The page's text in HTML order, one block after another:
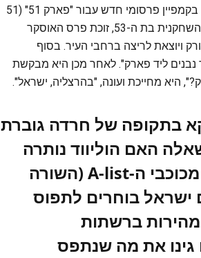
גווינת' פאלטרו עוררה גל של ביקורת ותגובות נגד לאחר שהופיעה בקמפיין פרסומי חדש עבור "פארק 51" (51
Park), פרויקט מגורי יוקרה בעיר החוף הרצליה. בפרסומת נראית השחקנית בת ה-53, זוכת פרס האוסקר
ויוצאת לריצה ברחבי העיר. בסוף
נבנים ליד פארק". לאחר מכן היא מבקשת
בתקופה של חרדה גוברת
האם הוליווד נותרה
מקום מסביר פנים עבורם, וזמן שבו חלק מכוכבי ה-A-list (השורה
בוחרים לתפוס
ברשתות
גינו את מה שנתפס